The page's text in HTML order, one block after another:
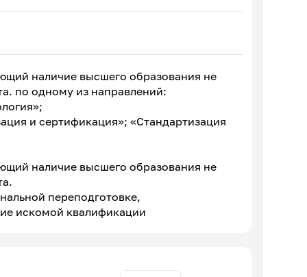
наличие высшего образования не
по одному из направлений:
и сертификация»; «Стандартизация
наличие высшего образования не
переподготовке,
искомой квалификации